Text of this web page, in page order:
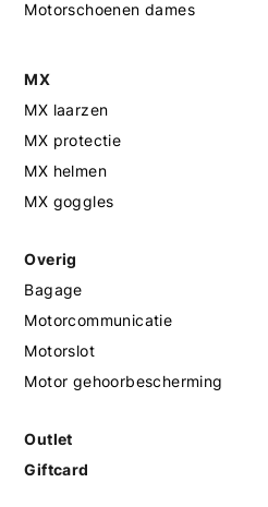
Motorschoenen dames
MX
MX laarzen
MX protectie
MX helmen
MX goggles
Overig
Bagage
Motorcommunicatie
Motorslot
Motor gehoorbescherming
Outlet
Giftcard